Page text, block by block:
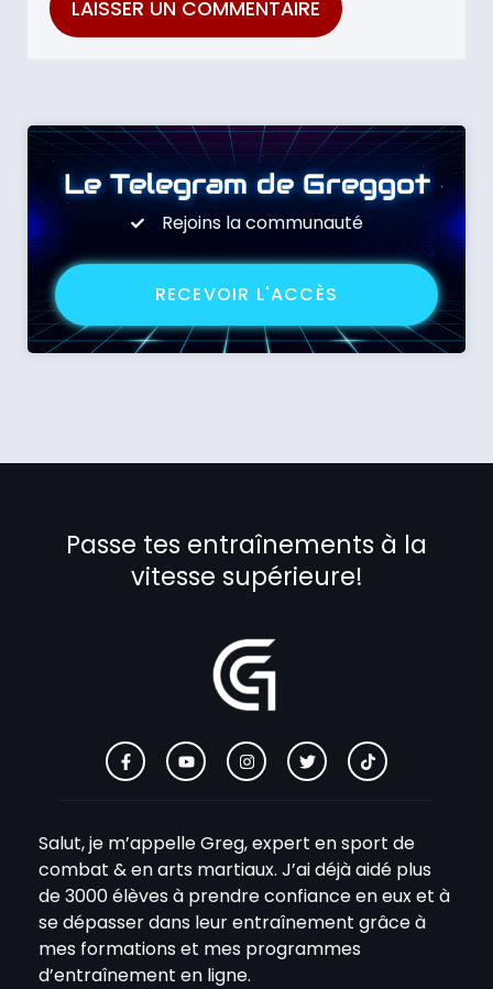
Le Telegram de Greggot
Rejoins la communauté
RECEVOIR L'ACCÈS
Passe tes entraînements à la
vitesse supérieure!
Salut, je m’appelle Greg, expert en sport de
combat & en arts martiaux. J’ai déjà aidé plus
de 3000 élèves à prendre confiance en eux et à
se dépasser dans leur entraînement grâce à
mes formations et mes programmes
d’entraînement en ligne.